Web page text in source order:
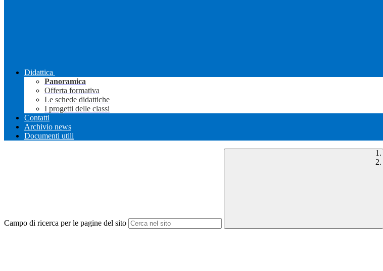
Didattica
Panoramica
Offerta formativa
Le schede didattiche
I progetti delle classi
Contatti
Archivio news
Documenti utili
Campo di ricerca per le pagine del sito